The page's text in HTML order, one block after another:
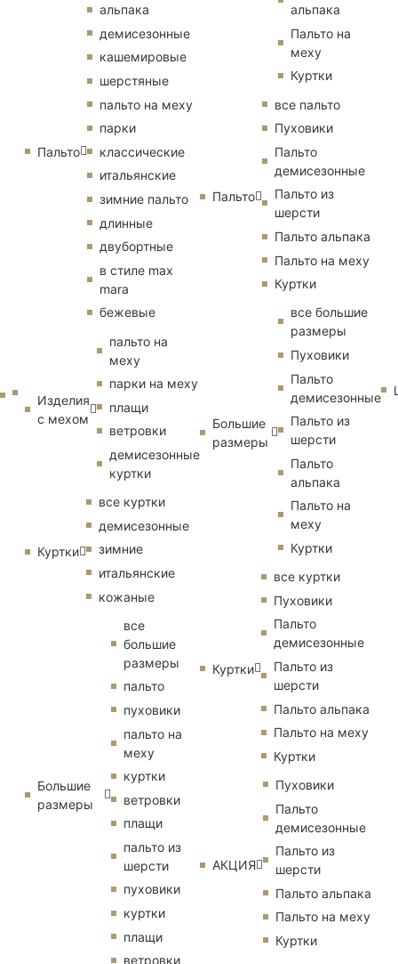
Пальто
альпака
демисезонные
кашемировые
шерстяные
пальто на меху
парки
классические
итальянские
зимние пальто
длинные
двубортные
в стиле max
mara
бежевые
Изделия
с мехом
пальто на
меху
парки на меху
плащи
ветровки
демисезонные
куртки
Куртки
все куртки
демисезонные
зимние
итальянские
кожаные
Большие
размеры
все
большие
размеры
пальто
пуховики
пальто на
меху
куртки
ветровки
плащи
пальто из
шерсти
пуховики
куртки
плащи
ветровки
альпака
Пальто на
меху
Куртки
Пальто
все пальто
Пуховики
Пальто
демисезонные
Пальто из
шерсти
Пальто альпака
Пальто на меху
Куртки
Большие
размеры
все большие
размеры
Пуховики
Пальто
демисезонные
Пальто из
шерсти
Пальто
альпака
Пальто на
меху
Куртки
Куртки
все куртки
Пуховики
Пальто
демисезонные
Пальто из
шерсти
Пальто альпака
Пальто на меху
Куртки
АКЦИЯ
Пуховики
Пальто
демисезонные
Пальто из
шерсти
Пальто альпака
Пальто на меху
Куртки